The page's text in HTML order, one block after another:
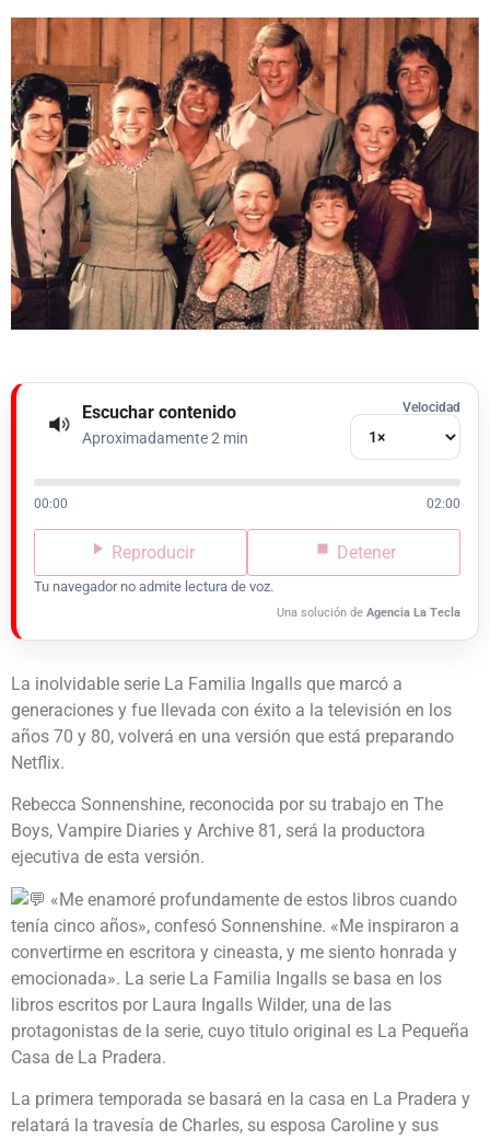
Escuchar contenido
Aproximadamente 2 min
Velocidad
00:00 02:00
Reproducir Detener
Tu navegador no admite lectura de voz.
Una solución de Agencia La Tecla
La inolvidable serie La Familia Ingalls que marcó a
generaciones y fue llevada con éxito a la televisión en los
años 70 y 80, volverá en una versión que está preparando
Netflix.
Rebecca Sonnenshine, reconocida por su trabajo en The
Boys, Vampire Diaries y Archive 81, será la productora
ejecutiva de esta versión.
«Me enamoré profundamente de estos libros cuando
tenía cinco años», confesó Sonnenshine. «Me inspiraron a
convertirme en escritora y cineasta, y me siento honrada y
emocionada». La serie La Familia Ingalls se basa en los
libros escritos por Laura Ingalls Wilder, una de las
protagonistas de la serie, cuyo titulo original es La Pequeña
Casa de La Pradera.
La primera temporada se basará en la casa en La Pradera y
relatará la travesía de Charles, su esposa Caroline y sus